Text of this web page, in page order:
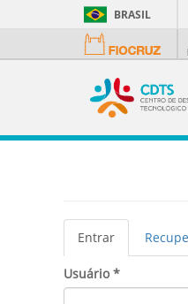
BRASIL
Abas
primárias
Entrar
ativa)
Usuário*